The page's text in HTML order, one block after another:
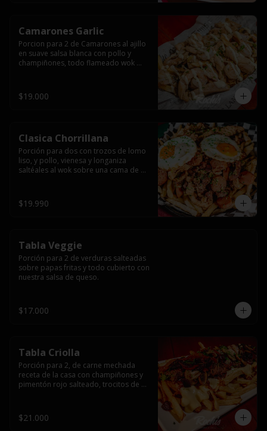
Camarones Garlic
Porcion para 2 de Camarones al ajillo
en suave salsa blanca con pollo y
champiñones, todo flameado wok
$19.000
Clasica Chorrillana
Porción para dos con trozos de lomo
liso, y pollo, vienesa y longaniza
saltéales al wok sobre una cama de
$19.990
Tabla Veggie
Porción para 2 de verduras salteadas
sobre papas fritas y todo cubierto con
nuestra salsa de queso.
$17.000
Tabla Criolla
Porción para 2, de carne mechada
receta de la casa con champiñones y
pimentón rojo salteado, trocitos de
papas fritas.
$21.000